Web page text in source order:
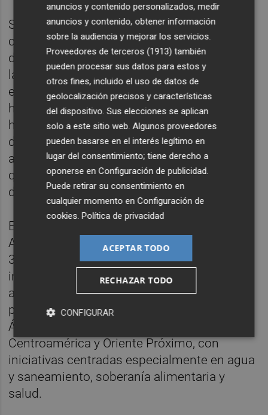
Sales ha señalado que “Castellón ha sabido
construir, durante tres décadas, una política
de cooperación sólida, útil y conectada con
las necesidades reales de las personas”. En
este sentido, ha subrayado que “cuando
hablamos de cooperación al desarrollo
hablamos de oportunidades, de acceso a
derechos básicos, de salud, de agua, de
alimentación y de futuro para comunidades
que necesitan apoyo para avanzar con
dignidad”.
El edil ha recordado que, solo en 2025, el
Ayuntamiento de Castellón ha movilizado
342.752 euros destinados a cooperación
internacional, educación para el desarrollo y
ayuda humanitaria, y ha financiado 21
proyectos. Estas actuaciones han llegado a
África Subsahariana, América del Sur,
Centroamérica y Oriente Próximo, con
iniciativas centradas especialmente en agua
y saneamiento, soberanía alimentaria y
salud.
anuncios y contenido personalizados, medir
anuncios y contenido, obtener información
sobre la audiencia y mejorar los servicios.
Proveedores de terceros (1913) también
pueden procesar sus datos para estos y
otros fines, incluido el uso de datos de
geolocalización precisos y características
del dispositivo. Sus elecciones se aplican
solo a este sitio web. Algunos proveedores
pueden basarse en el interés legítimo en
lugar del consentimiento; tiene derecho a
oponerse enConfiguración de publicidad.
Puede retirar su consentimiento en
cualquier momento enConfiguración de
cookies.Política de privacidad
ACEPTAR TODO
RECHAZAR TODO
CONFIGURAR